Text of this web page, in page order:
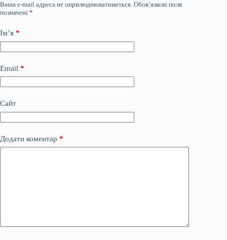
Ваша e-mail адреса не оприлюднюватиметься. Обов’язкові поля
позначені *
Ім’я *
Email *
Сайт
Додати коментар *